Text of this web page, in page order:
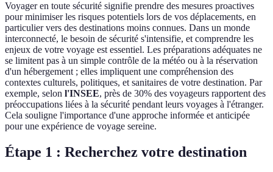
Voyager en toute sécurité signifie prendre des mesures proactives
pour minimiser les risques potentiels lors de vos déplacements, en
particulier vers des destinations moins connues. Dans un monde
interconnecté, le besoin de sécurité s'intensifie, et comprendre les
enjeux de votre voyage est essentiel. Les préparations adéquates ne
se limitent pas à un simple contrôle de la météo ou à la réservation
d'un hébergement ; elles impliquent une compréhension des
contextes culturels, politiques, et sanitaires de votre destination. Par
exemple, selon l'INSEE, près de 30% des voyageurs rapportent des
préoccupations liées à la sécurité pendant leurs voyages à l'étranger.
Cela souligne l'importance d'une approche informée et anticipée
pour une expérience de voyage sereine.
Étape 1 : Recherchez votre destination